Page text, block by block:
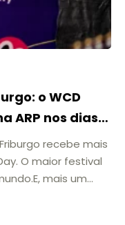
o WCD
ARP nos dias
recebe mais
O maior festival
mais um
para a